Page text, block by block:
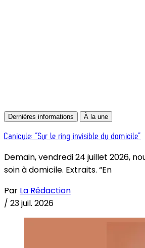
Dernières informations À la une
Canicule: “Sur le ring invisible du domicile”
Demain, vendredi 24 juillet 2026,
soin à domicile. Extraits. “En
Par La Rédaction
/ 23 juil. 2026